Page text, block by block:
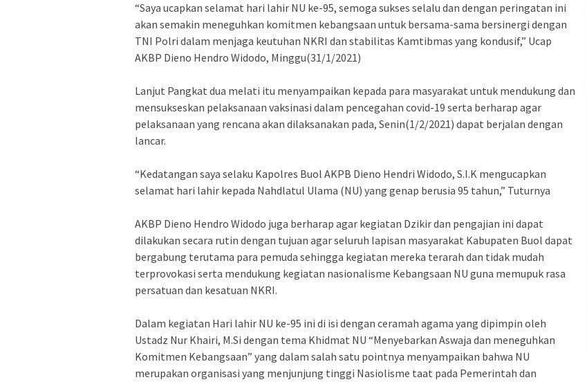
“Saya ucapkan selamat hari lahir NU ke-95, semoga sukses selalu dan dengan peringatan ini
akan semakin meneguhkan komitmen kebangsaan untuk bersama-sama bersinergi dengan
TNI Polri dalam menjaga keutuhan NKRI dan stabilitas Kamtibmas yang kondusif,” Ucap
AKBP Dieno Hendro Widodo, Minggu(31/1/2021)
Lanjut Pangkat dua melati itu menyampaikan kepada para masyarakat untuk mendukung dan
mensukseskan pelaksanaan vaksinasi dalam pencegahan covid-19 serta berharap agar
pelaksanaan yang rencana akan dilaksanakan pada, Senin(1/2/2021) dapat berjalan dengan
lancar.
“Kedatangan saya selaku Kapolres Buol AKPB Dieno Hendri Widodo, S.I.K mengucapkan
selamat hari lahir kepada Nahdlatul Ulama (NU) yang genap berusia 95 tahun,” Tuturnya
AKBP Dieno Hendro Widodo juga berharap agar kegiatan Dzikir dan pengajian ini dapat
dilakukan secara rutin dengan tujuan agar seluruh lapisan masyarakat Kabupaten Buol dapat
bergabung terutama para pemuda sehingga kegiatan mereka terarah dan tidak mudah
terprovokasi serta mendukung kegiatan nasionalisme Kebangsaan NU guna memupuk rasa
persatuan dan kesatuan NKRI.
Dalam kegiatan Hari lahir NU ke-95 ini di isi dengan ceramah agama yang dipimpin oleh
Ustadz Nur Khairi, M.Si dengan tema Khidmat NU “Menyebarkan Aswaja dan meneguhkan
Komitmen Kebangsaan” yang dalam salah satu pointnya menyampaikan bahwa NU
merupakan organisasi yang menjunjung tinggi Nasiolisme taat pada Pemerintah dan